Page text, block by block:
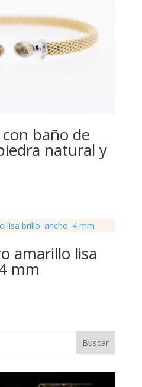
baño de
natural y
amarillo lisa
mm
Buscar